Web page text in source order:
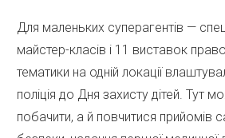
Для маленьких суперагентів —
майстер-класів і 11 виставок
тематики на одній локації
поліція до Дня захисту дітей. Тут
побачити, а й повчитися прийомів